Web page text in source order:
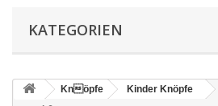
KATEGORIEN
Knöpfe Kinder Knöpfe